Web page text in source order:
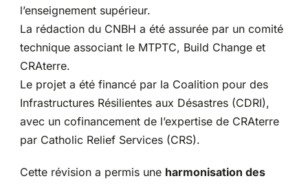
l’enseignement supérieur.
La rédaction du CNBH a été assurée par un comité
technique associant le MTPTC, Build Change et
CRAterre.
Le projet a été financé par la Coalition pour des
Infrastructures Résilientes aux Désastres (CDRI),
avec un cofinancement de l’expertise de CRAterre
par Catholic Relief Services (CRS).
Cette révision a permis une harmonisation des